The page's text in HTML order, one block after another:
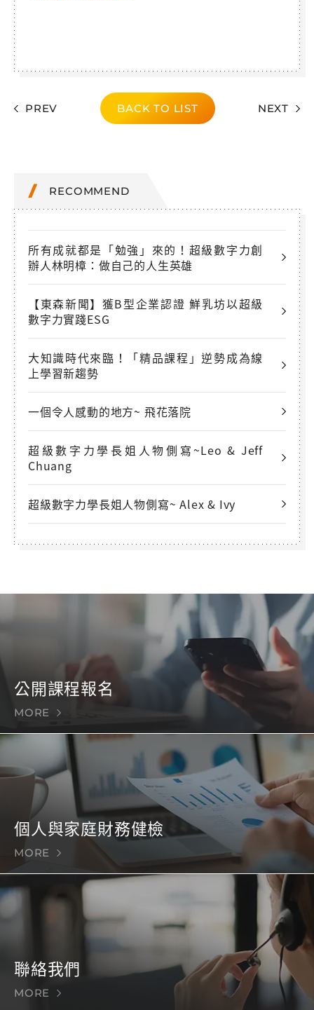
PREV BACK TO LIST NEXT
RECOMMEND
所有成就都是「勉強」來的！超級數字力創
辦人林明樟：做自己的人生英雄
【東森新聞】獲B型企業認證 鮮乳坊以超級
數字力實踐ESG
大知識時代來臨！「精品課程」逆勢成為線
上學習新趨勢
一個令人感動的地方~ 飛花落院
超級數字力學長姐人物側寫~Leo & Jeff
Chuang
超級數字力學長姐人物側寫~ Alex & Ivy
公開課程報名
MORE
個人與家庭財務健檢
MORE
聯絡我們
MORE